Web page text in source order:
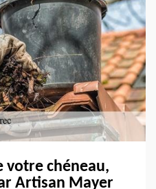
votre chéneau,
Artisan Mayer